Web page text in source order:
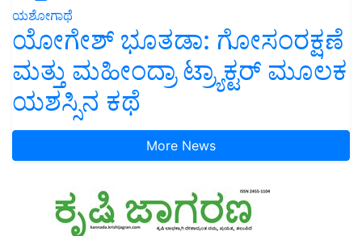
ಯಶೋಗಾಥೆ
ಯೋಗೇಶ್ ಭೂತಡಾ: ಗೋಸಂರಕ್ಷಣೆ
ಮತ್ತು ಮಹೀಂದ್ರಾ ಟ್ರ್ಯಾಕ್ಟರ್ ಮೂಲಕ
ಯಶಸ್ಸಿನ ಕಥೆ
More News